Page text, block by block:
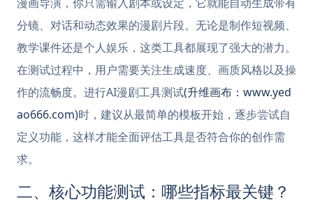
分镜、对话和动态效果的漫剧片段。无论是制作短视频、
教学课件还是个人娱乐，这类工具都展现了强大的潜力。
在测试过程中，用户需要关注生成速度、画质风格以及操
作的流畅度。进行AI漫剧工具测试(升维画布：www.yed
ao666.com)时，建议从最简单的模板开始，逐步尝试自
定义功能，这样才能全面评估工具是否符合你的创作需
求。
二、核心功能测试：哪些指标最关键？